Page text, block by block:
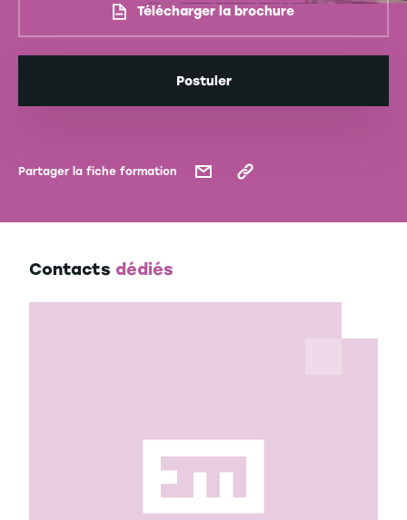
Télécharger la brochure
Postuler
Partager la fiche formation
Contacts dédiés